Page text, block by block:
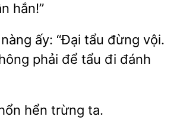
hắn!”
ấy: “Đại tẩu đừng vội.
phải
tẩu đi đánh
trừng ta.